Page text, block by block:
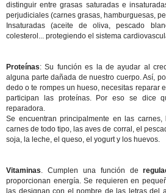
distinguir entre grasas saturadas e
perjudiciales (carnes grasas, hamburguesas,
Insaturadas (aceite de oliva, pescado
colesterol... protegiendo el sistema
Proteínas: Su función es la de ayudar al
alguna parte dañada de nuestro cuerpo. Así,
dedo o te rompes un hueso, necesitas reparar
participan las proteínas. Por eso se dice
reparadora.
Se encuentran principalmente en las
carnes de todo tipo, las aves de corral, el
soja, la leche, el queso, el yogurt y los huevos.
Vitaminas. Cumplen una función de
proporcionan energía. Se requieren en
las designan con el nombre de las letras del